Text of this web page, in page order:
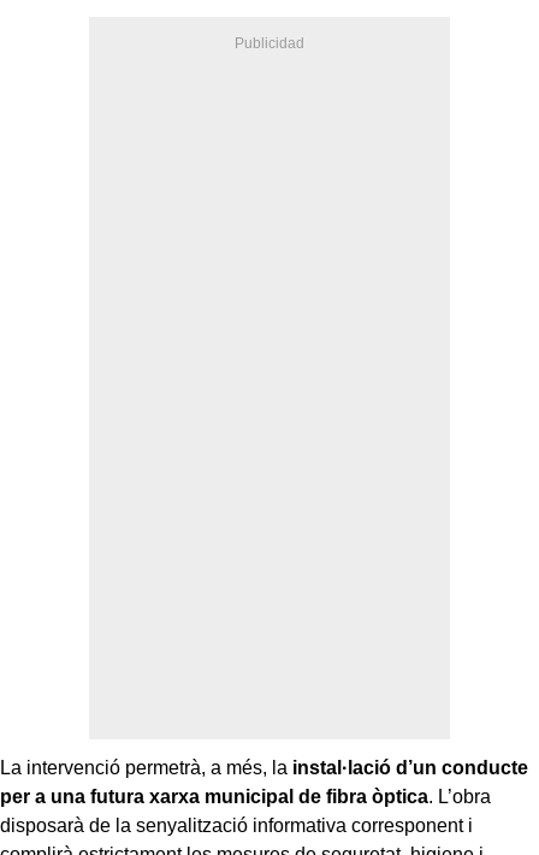
La intervenció permetrà, a més, la instal·lació d’un conducte
per a una futura xarxa municipal de fibra òptica. L’obra
disposarà de la senyalització informativa corresponent i